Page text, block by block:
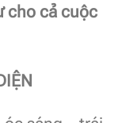
cho cả cuộc